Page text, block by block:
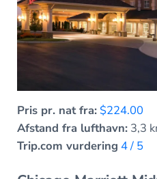
Pris pr. nat fra: $224.00
Afstand fra lufthavn:3,3
Trip.com vurdering 4 / 5